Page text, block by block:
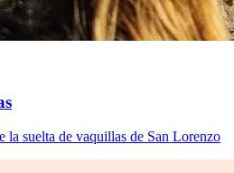
la suelta de vaquillas de San Lorenzo